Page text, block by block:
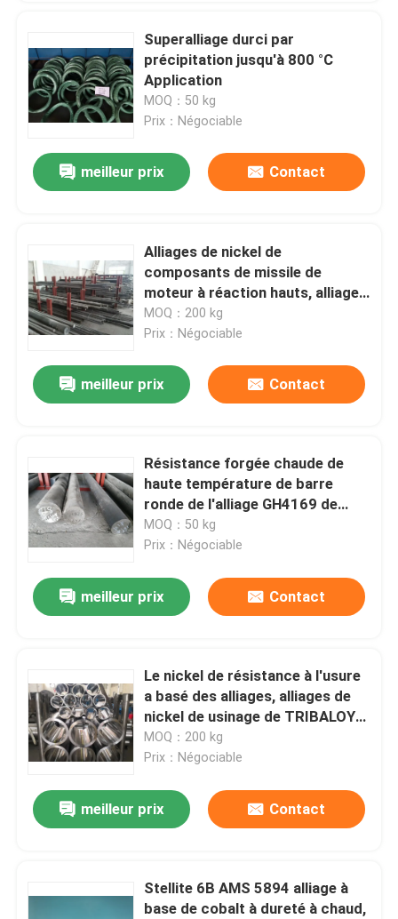
Superalliage durci par
précipitation jusqu'à 800 °C
Application
MOQ：50 kg
Prix：Négociable
meilleur prix Contact
Alliages de nickel de
composants de missile de
moteur à réaction hauts, alliages
de nickel GH4141 de usinage
MOQ：200 kg
Prix：Négociable
meilleur prix Contact
Résistance forgée chaude de
haute température de barre
ronde de l'alliage GH4169 de
cobalt de nickel
MOQ：50 kg
Prix：Négociable
meilleur prix Contact
Le nickel de résistance à l'usure
a basé des alliages, alliages de
nickel de usinage de TRIBALOY
T-400
MOQ：200 kg
Prix：Négociable
meilleur prix Contact
Stellite 6B AMS 5894 alliage à
base de cobalt à dureté à chaud,